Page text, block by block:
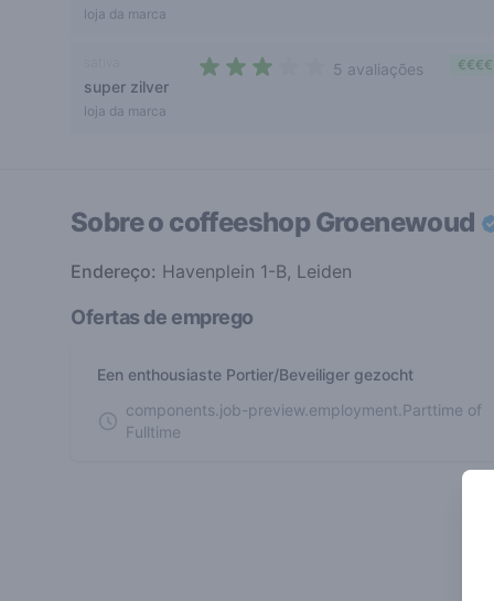
loja da marca
super zilver
loja da marca
5 avaliações €€€€
Sobre o coffeeshopGroenewoud
Endereço: Havenplein 1-B, Leiden
Ofertas de emprego
Een enthousiaste Portier/Beveiliger gezocht
components.job-preview.employment.Parttime of
Fulltime